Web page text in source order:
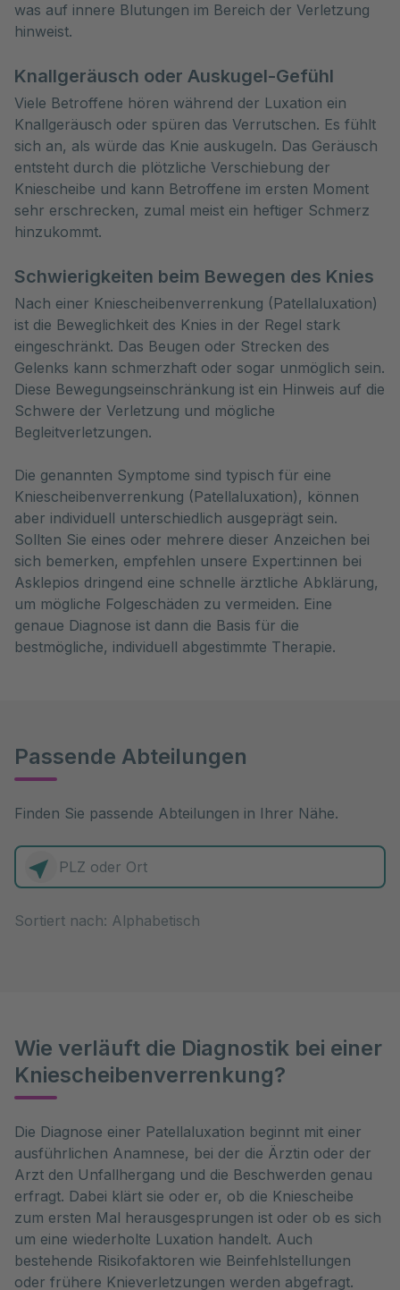
was auf innere Blutungen im Bereich der Verletzung
hinweist.
Knallgeräusch oder Auskugel-Gefühl
Viele Betroffene hören während der Luxation ein
Knallgeräusch oder spüren das Verrutschen. Es fühlt
sich an, als würde das Knie auskugeln. Das Geräusch
entsteht durch die plötzliche Verschiebung der
Kniescheibe und kann Betroffene im ersten Moment
sehr erschrecken, zumal meist ein heftiger Schmerz
hinzukommt.
Schwierigkeiten beim Bewegen des Knies
Nach einer Kniescheibenverrenkung (Patellaluxation)
ist die Beweglichkeit des Knies in der Regel stark
eingeschränkt. Das Beugen oder Strecken des
Gelenks kann schmerzhaft oder sogar unmöglich sein.
Diese Bewegungseinschränkung ist ein Hinweis auf die
Schwere der Verletzung und mögliche
Begleitverletzungen.
Die genannten Symptome sind typisch für eine
Kniescheibenverrenkung (Patellaluxation), können
aber individuell unterschiedlich ausgeprägt sein.
Sollten Sie eines oder mehrere dieser Anzeichen bei
sich bemerken, empfehlen unsere Expert:innen bei
Asklepios dringend eine schnelle ärztliche Abklärung,
um mögliche Folgeschäden zu vermeiden. Eine
genaue Diagnose ist dann die Basis für die
bestmögliche, individuell abgestimmte Therapie.
Passende Abteilungen
Finden Sie passende Abteilungen in Ihrer Nähe.
Wie verläuft die Diagnostik bei einer
Kniescheibenverrenkung?
Die Diagnose einer Patellaluxation beginnt mit einer
ausführlichen Anamnese, bei der die Ärztin oder der
Arzt den Unfallhergang und die Beschwerden genau
erfragt. Dabei klärt sie oder er, ob die Kniescheibe
zum ersten Mal herausgesprungen ist oder ob es sich
um eine wiederholte Luxation handelt. Auch
bestehende Risikofaktoren wie Beinfehlstellungen
oder frühere Knieverletzungen werden abgefragt.